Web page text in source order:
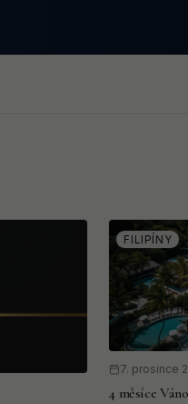
FILIPÍNY
7. prosince
4 měsíce